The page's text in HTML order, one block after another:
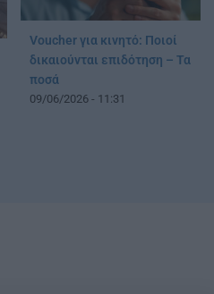
Voucher για κινητό: Ποιοί
δικαιούνται επιδότηση – Τα
ποσά
09/06/2026 - 11:31